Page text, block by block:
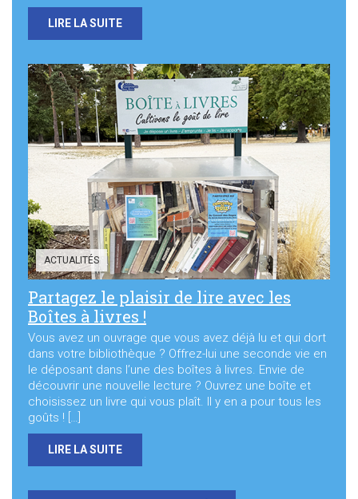
LIRE LA SUITE
ACTUALITÉS
Partagez le plaisir de lire avec les
Boîtes à livres !
Vous avez un ouvrage que vous avez déjà lu et qui dort
dans votre bibliothèque ? Offrez-lui une seconde vie en
le déposant dans l’une des boîtes à livres. Envie de
découvrir une nouvelle lecture ? Ouvrez une boîte et
choisissez un livre qui vous plaît. Il y en a pour tous les
goûts ! […]
LIRE LA SUITE